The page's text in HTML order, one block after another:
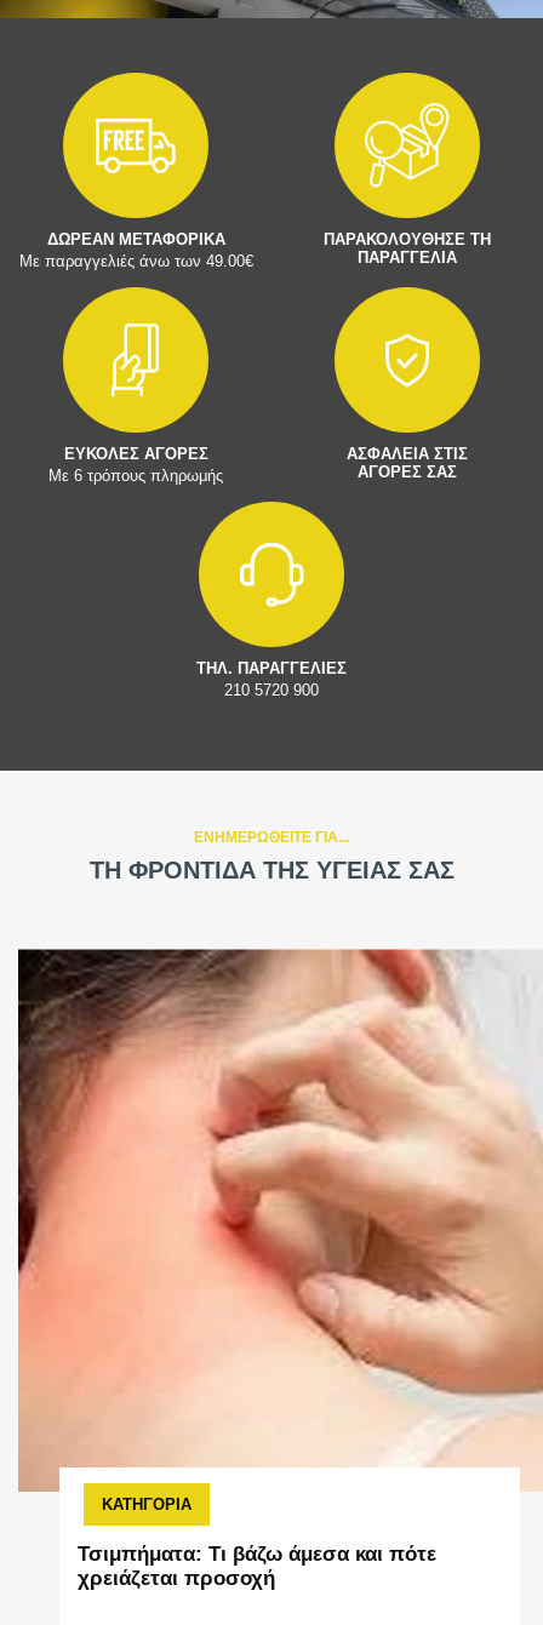
ΔΩΡΕΑΝ ΜΕΤΑΦΟΡΙΚΑ
Με παραγγελιές άνω των 49.00€
ΠΑΡΑΚΟΛΟΥΘΗΣΕ ΤΗ
ΠΑΡΑΓΓΕΛΙΑ
ΕΥΚΟΛΕΣ ΑΓΟΡΕΣ
Με 6 τρόπους πληρωμής
ΑΣΦΑΛΕΙΑ ΣΤΙΣ
ΑΓΟΡΕΣ ΣΑΣ
ΤΗΛ. ΠΑΡΑΓΓΕΛΙΕΣ
210 5720 900
ΕΝΗΜΕΡΩΘΕΙΤΕ ΓΙΑ...
ΤΗ ΦΡΟΝΤΙΔΑ ΤΗΣ ΥΓΕΙΑΣ ΣΑΣ
ΚΑΤΗΓΟΡΙΑ
Τσιμπήματα: Τι βάζω άμεσα και πότε
χρειάζεται προσοχή